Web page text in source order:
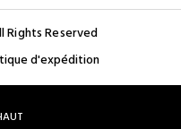
Rights Reserved
d'expédition